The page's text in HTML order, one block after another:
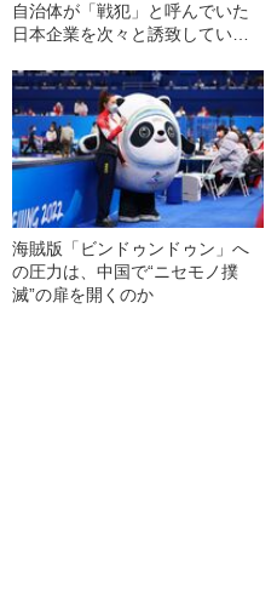
自治体が「戦犯」と呼んでいた
日本企業を次々と誘致している
海賊版「ビンドゥンドゥン」へ
の圧力は、中国で“ニセモノ撲
滅”の扉を開くのか